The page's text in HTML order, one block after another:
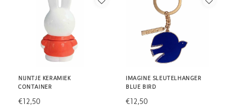
NIJNTJE KERAMIEK
CONTAINER
€12,50
IMAGINE SLEUTELHANGER
BLUE BIRD
€12,50